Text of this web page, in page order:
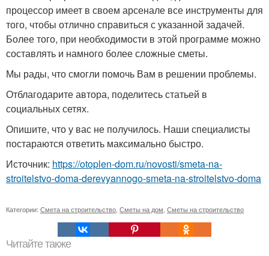
процессор имеет в своем арсенале все инструменты для
того, чтобы отлично справиться с указанной задачей.
Более того, при необходимости в этой программе можно
составлять и намного более сложные сметы.
Мы рады, что смогли помочь Вам в решении проблемы.
Отблагодарите автора, поделитесь статьей в
социальных сетях.
Опишите, что у вас не получилось. Наши специалисты
постараются ответить максимально быстро.
Источник: https://otoplen-dom.ru/novosti/smeta-na-
stroitelstvo-doma-derevyannogo-smeta-na-stroitelstvo-doma
Категории: Смета на строительство, Сметы на дом, Сметы на строительство
Читайте также